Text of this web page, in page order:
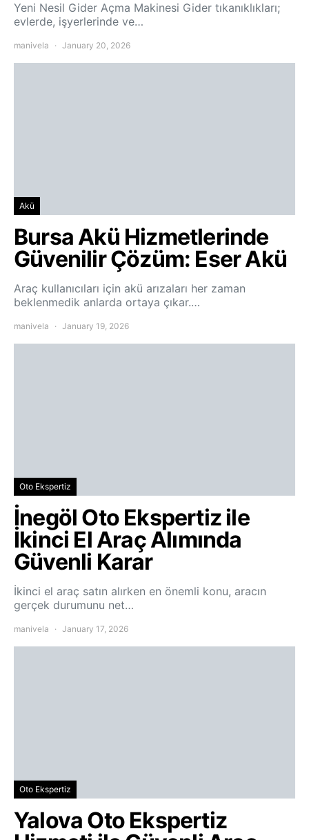
Yeni Nesil Gider Açma Makinesi Gider tıkanıklıkları;
evlerde, işyerlerinde ve…
manivela January 20, 2026
Akü
Bursa Akü Hizmetlerinde
Güvenilir Çözüm: Eser Akü
Araç kullanıcıları için akü arızaları her zaman
beklenmedik anlarda ortaya çıkar.…
manivela January 19, 2026
Oto Ekspertiz
İnegöl Oto Ekspertiz ile
İkinci El Araç Alımında
Güvenli Karar
İkinci el araç satın alırken en önemli konu, aracın
gerçek durumunu net…
manivela January 17, 2026
Oto Ekspertiz
Yalova Oto Ekspertiz